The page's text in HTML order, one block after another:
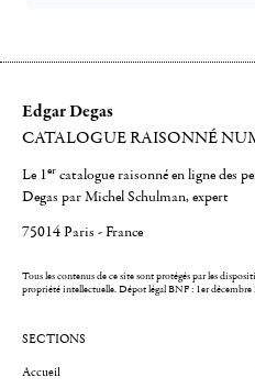
Edgar Degas
CATALOGUE RAISONNÉ
Le 1er catalogue raisonné en ligne des
Degas par Michel Schulman, expert
75014 Paris - France
Tous les contenus de ce site sont protégés par les
propriété intellectuelle.Dépot légal BNF : 1er décembre
SECTIONS
Accueil